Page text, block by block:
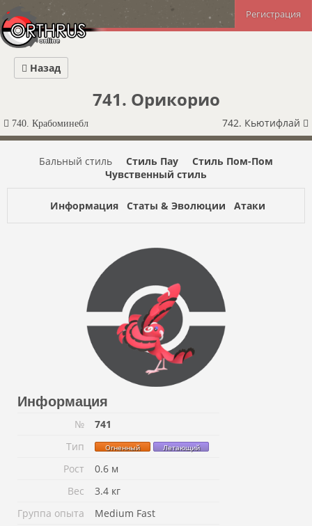
Регистрация
741. Орикорио
740. Крабоминебл 742. Кьютифлай
Назад
Бальный стиль Стиль Пау
Стиль Пом-Пом
Чувственный стиль
Информация Статы & Эволюции Атаки
Информация
№
741
Тип
Огненный Летающий
Рост
0.6 м
Вес
3.4 кг
Группа опыта
Medium Fast